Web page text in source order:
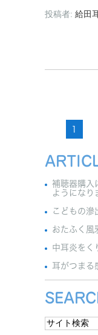
投稿者: 給田
補聴器購入
ようになり
こどもの滲
おたふく風
中耳炎をく
耳がつまる